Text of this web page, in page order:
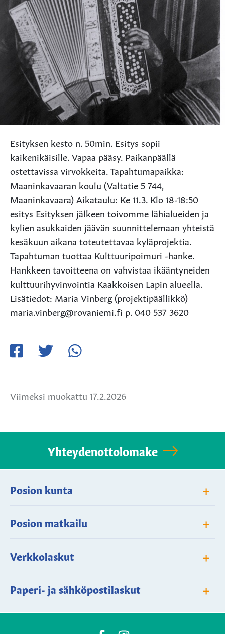
Esityksen kesto n. 50min. Esitys sopii
kaikenikäisille. Vapaa pääsy. Paikanpäällä
ostettavissa virvokkeita. Tapahtumapaikka:
Maaninkavaaran koulu (Valtatie 5 744,
Maaninkavaara) Aikataulu: Ke 11.3. Klo 18-18:50
esitys Esityksen jälkeen toivomme lähialueiden ja
kylien asukkaiden jäävän suunnittelemaan yhteistä
kesäkuun aikana toteutettavaa kyläprojektia.
Tapahtuman tuottaa Kulttuuripoimuri -hanke.
Hankkeen tavoitteena on vahvistaa ikääntyneiden
kulttuurihyvinvointia Kaakkoisen Lapin alueella.
Lisätiedot: Maria Vinberg (projektipäällikkö)
maria.vinberg@rovaniemi.fi p. 040 537 3620
Viimeksi muokattu 17.2.2026
Yhteydenottolomake
Posion kunta +
Posion matkailu +
Verkkolaskut +
Paperi- ja sähköpostilaskut +